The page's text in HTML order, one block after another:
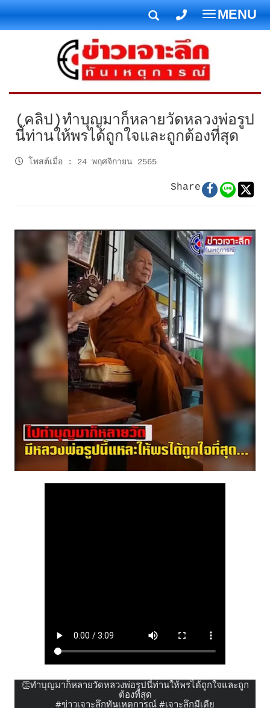
T
o
g
g
l
e
a
v
a
o
n
MENU
(คลิป)ทำบุญมาก็หลายวัดหลวงพ่อรูป
นี้ท่านให้พรได้ถูกใจและถูกต้องที่สุด
โพสต์เมื่อ : 24 พฤศจิกายน 2565
Share
👏ทำบุญมาก็หลายวัดหลวงพ่อรูปนี้ท่านให้พรได้ถูกใจและถูก
ต้องที่สุด
#ข่าวเจาะลึกทันเหตุการณ์ #เจาะลึกมีเดีย